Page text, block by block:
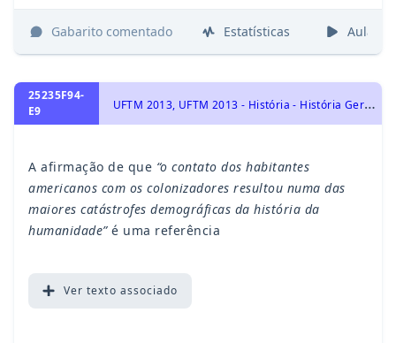
Gabarito comentado Estatísticas Aulas
25235F94-
E9
U
FTM 2013, UFTM 2013 - História - História Geral, Ocupação de novos territórios: Colonialismo
A afirmação de que “o contato dos habitantes
americanos com os colonizadores resultou numa das
maiores catástrofes demográficas da história da
humanidade”é uma referência
Ver texto associado